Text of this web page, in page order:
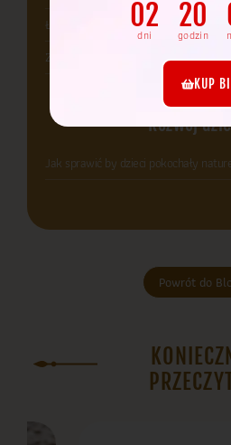
Łąka Robanków
Zagajnik
Rozwój
Jak sprawić by dzieci pokochały
Powrót do
02
dni
20
godzin
KUP